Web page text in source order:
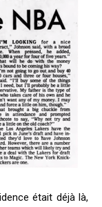
était déjà là,